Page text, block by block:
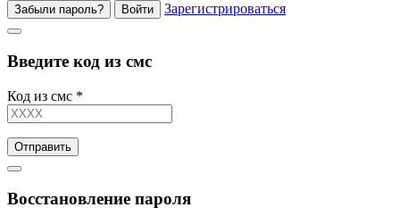
Забыли пароль? Войти Зарегистрироваться
Введите код из смс
Код из смс *
Отправить
Восстановление пароля